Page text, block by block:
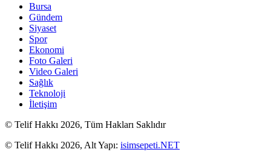
Bursa
Gündem
Siyaset
Spor
Ekonomi
Foto Galeri
Video Galeri
Sağlık
Teknoloji
İletişim
© Telif Hakkı 2026, Tüm Hakları Saklıdır
© Telif Hakkı 2026, Alt Yapı: isimsepeti.NET